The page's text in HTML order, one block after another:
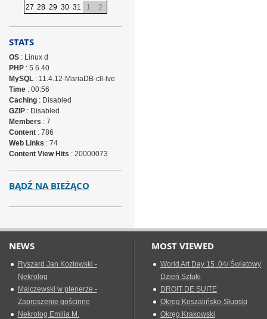
27 28 29 30 31 1 2
STATS
OS: Linux d
PHP: 5.6.40
MySQL: 11.4.12-MariaDB-cll-lve
Time: 00:56
Caching: Disabled
GZIP: Disabled
Members : 7
Content: 786
Web Links : 74
Content View Hits : 20000073
BĄDŹ NA BIEŻĄCO
NEWS
Ryszard Jan Kozłowski -
Nekrolog
Malczewski w plenerze -
Zaproszenie gościnne
Nekrolog Emilia M.
MOST VIEWED
World Art Day 15 .04/ Światowy
Dzień Sztuki
DROIT DE SUITE
Okreg Koszalińsko-Słupski
Okręg Krakowski